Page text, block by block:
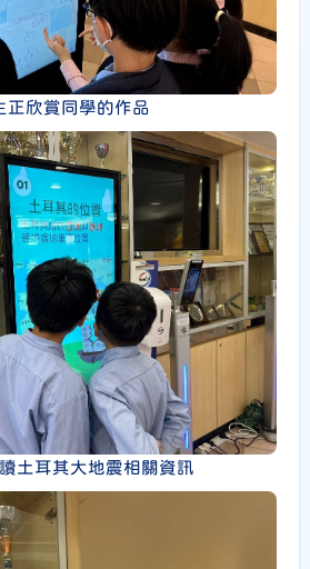
正欣賞同學的作品
土耳其大地震相關資訊